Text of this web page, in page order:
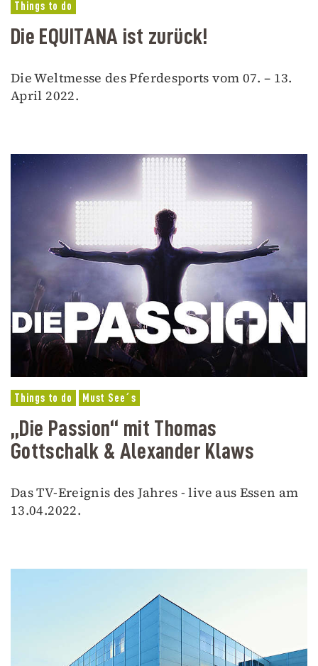
Things to do
Die EQUITANA ist zurück!
Die Weltmesse des Pferdesports vom 07. – 13.
April 2022.
Things to do Must See´s
„Die Passion“ mit Thomas
Gottschalk & Alexander Klaws
Das TV-Ereignis des Jahres - live aus Essen am
13.04.2022.